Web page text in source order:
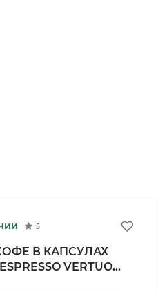
5
В КАПСУЛАХ
VERTUO